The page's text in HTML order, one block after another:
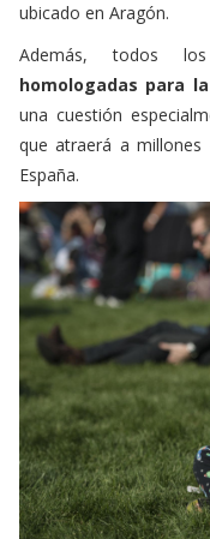
ubicado en Aragón.
Además, todos
homologadas para
una cuestión
que atraerá a
España.